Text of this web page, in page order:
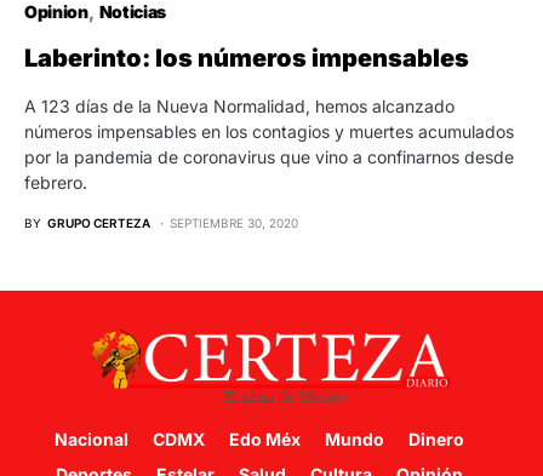
Opinion Noticias
Laberinto: los números impensables
A 123 días de la Nueva Normalidad, hemos alcanzado
números impensables en los contagios y muertes acumulados
por la pandemia de coronavirus que vino a confinarnos desde
febrero.
BY GRUPO CERTEZA SEPTIEMBRE 30, 2020
Nacional CDMX Edo Méx Mundo
Dinero